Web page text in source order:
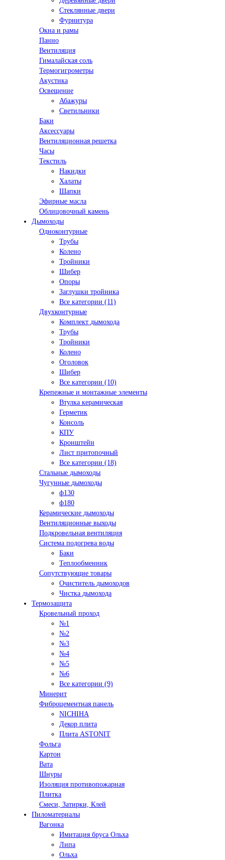
Стеклянные двери
Фурнитура
Окна и рамы
Панно
Вентиляция
Гималайская соль
Термогигрометры
Акустика
Освещение
Абажуры
Светильники
Баки
Аксессуары
Вентиляционная решетка
Часы
Текстиль
Накидки
Халаты
Шапки
Эфирные масла
Облицовочный камень
Дымоходы
Одноконтурные
Трубы
Колено
Тройники
Шибер
Опоры
Заглушки тройника
Все категории (11)
Двухконтурные
Комплект дымохода
Трубы
Тройники
Колено
Оголовок
Шибер
Все категории (10)
Крепежные и монтажные элементы
Втулка керамическая
Герметик
Консоль
КПУ
Кронштейн
Лист притопочный
Все категории (18)
Стальные дымоходы
Чугунные дымоходы
ф130
ф180
Керамические дымоходы
Вентиляционные выходы
Подкровельная вентиляция
Система подогрева воды
Баки
Теплообменник
Сопутствующие товары
Очиститель дымоходов
Чистка дымохода
Термозащита
Кровельный проход
№1
№2
№3
№4
№5
№6
Все категории (9)
Минерит
Фиброцементная панель
NICHIHA
Декор плита
Плита ASTONIT
Фольга
Картон
Вата
Шнуры
Изоляция противопожарная
Плитка
Смеси, Затирки, Клей
Пиломатериалы
Вагонка
Имитация бруса Ольха
Липа
Ольха